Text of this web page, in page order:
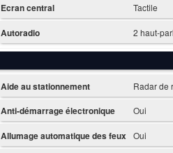
Ecran central Tactile
Autoradio 2 haut-
Aide au stationnement Radar de
Anti-démarrage électronique Oui
Allumage automatique des feux Oui